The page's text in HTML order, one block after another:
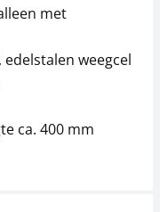
met
weegcel
ca. 400 mm